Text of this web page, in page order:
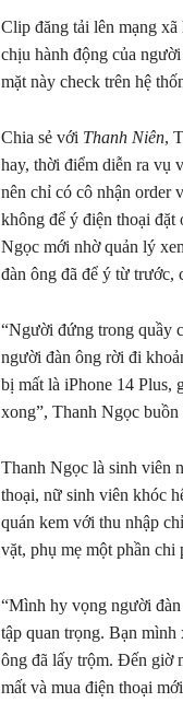
Clip đăng tải lên mạng
chịu hành động của
mặt này check trên hệ
Chia sẻ với Thanh Niên,
hay, thời điểm diễn ra vụ
nên chỉ có cô nhận order
không để ý điện thoại đặt
Ngọc mới nhờ quản lý
đàn ông đã để ý từ trước,
“Người đứng trong quầy
người đàn ông rời đi
bị mất là iPhone 14 Plus,
xong”, Thanh Ngọc buồn
Thanh Ngọc là sinh viên
thoại, nữ sinh viên khóc
quán kem với thu nhập
vặt, phụ mẹ một phần chi
“Mình hy vọng người
tập quan trọng. Bạn
ông đã lấy trộm. Đến giờ
mất và mua điện thoại